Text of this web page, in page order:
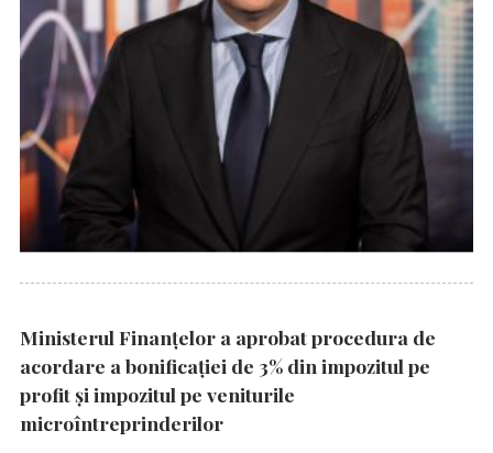
Ministerul Finanțelor a aprobat procedura de
acordare a bonificației de 3% din impozitul pe
profit și impozitul pe veniturile
microîntreprinderilor